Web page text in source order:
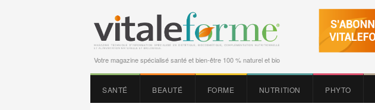
Votre magazine spécialisé santé et bien-être 100 % naturel et bio
SANTÉ BEAUTÉ FORME NUTRITION PHYTO